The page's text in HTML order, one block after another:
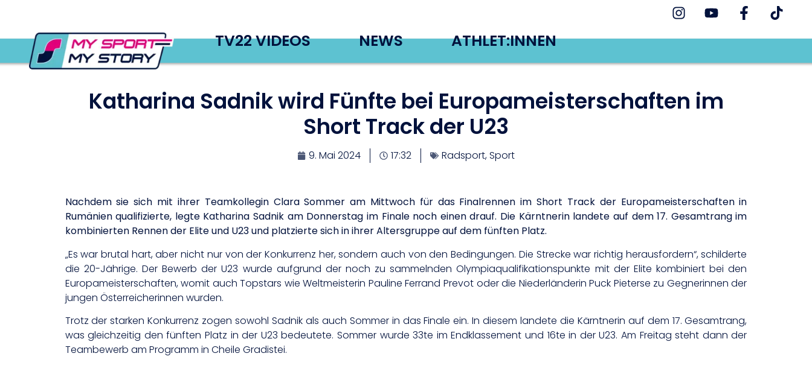
TV22 VIDEOS NEWS ATHLET:INNEN
Katharina Sadnik wird Fünfte bei Europameisterschaften im
Short Track der U23
9. Mai 2024 17:32 Radsport,Sport
Nachdem sie sich mit ihrer Teamkollegin Clara Sommer am Mittwoch für das Finalrennen im Short Track der Europameisterschaften in
Rumänien qualifizierte, legte Katharina Sadnik am Donnerstag im Finale noch einen drauf. Die Kärntnerin landete auf dem 17. Gesamtrang im
kombinierten Rennen der Elite und U23 und platzierte sich in ihrer Altersgruppe auf dem fünften Platz.
„Es war brutal hart, aber nicht nur von der Konkurrenz her, sondern auch von den Bedingungen. Die Strecke war richtig herausfordern“, schilderte
die 20-Jährige. Der Bewerb der U23 wurde aufgrund der noch zu sammelnden Olympiaqualifikationspunkte mit der Elite kombiniert bei den
Europameisterschaften, womit auch Topstars wie Weltmeisterin Pauline Ferrand Prevot oder die Niederländerin Puck Pieterse zu Gegnerinnen der
jungen Österreicherinnen wurden.
Trotz der starken Konkurrenz zogen sowohl Sadnik als auch Sommer in das Finale ein. In diesem landete die Kärntnerin auf dem 17. Gesamtrang,
was gleichzeitig den fünften Platz in der U23 bedeutete. Sommer wurde 33te im Endklassement und 16te in der U23. Am Freitag steht dann der
Teambewerb am Programm in Cheile Gradistei.